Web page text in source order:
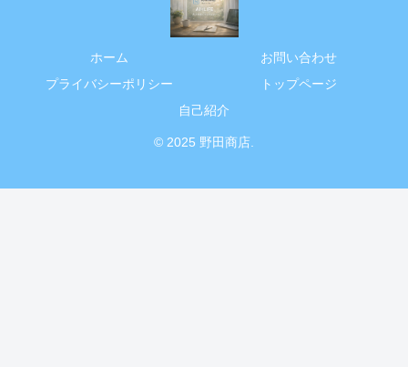
ホーム
お問い合わせ
プライバシーポリシー
トップページ
自己紹介
© 2025 野田商店.